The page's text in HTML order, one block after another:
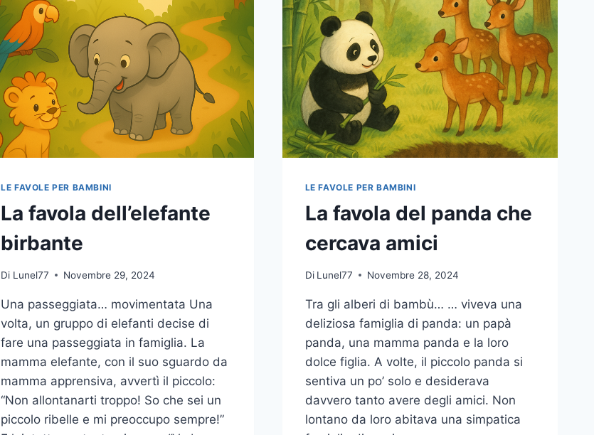
LE FAVOLE PER BAMBINI
La favola dell’elefante
birbante
Di Lunel77 Novembre 29, 2024
Una passeggiata… movimentata Una
volta, un gruppo di elefanti decise di
fare una passeggiata in famiglia. La
mamma elefante, con il suo sguardo da
mamma apprensiva, avvertì il piccolo:
“Non allontanarti troppo! So che sei un
piccolo ribelle e mi preoccupo sempre!”
LE FAVOLE PER BAMBINI
La favola del panda che
cercava amici
Di Lunel77 Novembre 28, 2024
Tra gli alberi di bambù… … viveva una
deliziosa famiglia di panda: un papà
panda, una mamma panda e la loro
dolce figlia. A volte, il piccolo panda si
sentiva un po’ solo e desiderava
davvero tanto avere degli amici. Non
lontano da loro abitava una simpatica